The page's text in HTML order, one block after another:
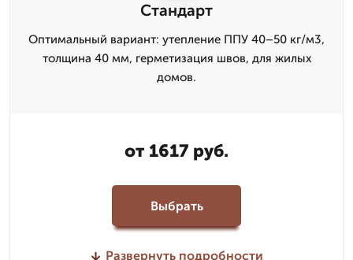
Стандарт
Оптимальный вариант: утепление ППУ 40–50 кг/м3,
толщина 40 мм, герметизация швов, для жилых
домов.
от 1617 руб.
Выбрать
Развернуть подробности